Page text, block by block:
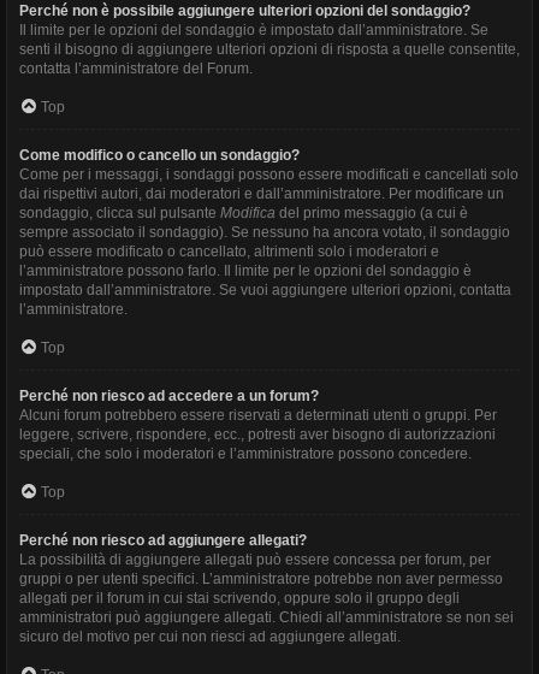
Perché non è possibile aggiungere ulteriori opzioni del sondaggio?
Il limite per le opzioni del sondaggio è impostato dall’amministratore. Se
senti il bisogno di aggiungere ulteriori opzioni di risposta a quelle consentite,
contatta l’amministratore del Forum.
Top
Come modifico o cancello un sondaggio?
Come per i messaggi, i sondaggi possono essere modificati e cancellati solo
dai rispettivi autori, dai moderatori e dall’amministratore. Per modificare un
sondaggio, clicca sul pulsante Modifica del primo messaggio (a cui è
sempre associato il sondaggio). Se nessuno ha ancora votato, il sondaggio
può essere modificato o cancellato, altrimenti solo i moderatori e
l’amministratore possono farlo. Il limite per le opzioni del sondaggio è
impostato dall’amministratore. Se vuoi aggiungere ulteriori opzioni, contatta
l’amministratore.
Top
Perché non riesco ad accedere a un forum?
Alcuni forum potrebbero essere riservati a determinati utenti o gruppi. Per
leggere, scrivere, rispondere, ecc., potresti aver bisogno di autorizzazioni
speciali, che solo i moderatori e l’amministratore possono concedere.
Top
Perché non riesco ad aggiungere allegati?
La possibilità di aggiungere allegati può essere concessa per forum, per
gruppi o per utenti specifici. L’amministratore potrebbe non aver permesso
allegati per il forum in cui stai scrivendo, oppure solo il gruppo degli
amministratori può aggiungere allegati. Chiedi all’amministratore se non sei
sicuro del motivo per cui non riesci ad aggiungere allegati.